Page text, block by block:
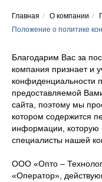
Главная / О компании /
Положение о политике
Благодарим Вас за
компания признает и
конфиденциальности
предоставляемой
сайта, поэтому мы
котором содержится
информации, которую
специалисты нашей
ООО «Опто –
«Оператор»,